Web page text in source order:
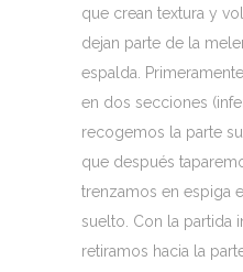
que crean textura y
dejan parte de la
espalda.
en dos secciones
recogemos la parte
que después
trenzamos en espiga
suelto. Con la partida
retiramos hacia la